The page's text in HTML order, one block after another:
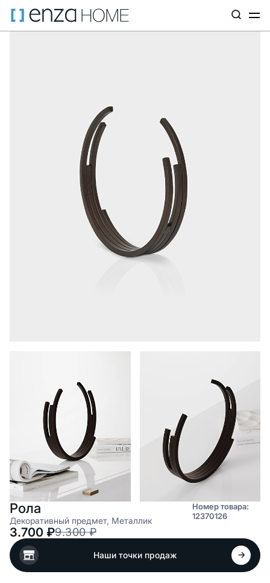
Главная страница Декор По материалу Рола
Рола
Декоративный предмет, Металлик
Номер товара:
12370126
9.300 ₽
3.700 ₽
Наши точки продаж